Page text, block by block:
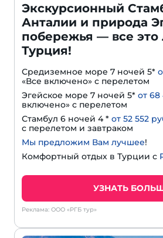
Экскурсионный
Анталии и природа
побережья — все
Турция!
Средиземное море 7 ночей 5*
«Все включено» с перелетом
Эгейское море 7 ночей 5* от 68
включено» с перелетом
Стамбул 6 ночей 4 * от 52 552
с перелетом и завтраком
Мы предложим Вам лучшее!
Комфортный отдых в Турции с
УЗНАТЬ
Реклама: ООО «РГБ тур»